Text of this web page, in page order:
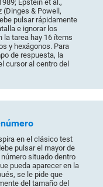
Epstein et al.,
(Dinges & Powell,
pulsar rápidamente
e ignorar los
la tarea hay 16 ítems
y hexágonos. Para
de respuesta, la
cursor al centro del
en el clásico test
pulsar el mayor de
situado dentro
pueda aparecer en la
se le pide que
del tamaño del